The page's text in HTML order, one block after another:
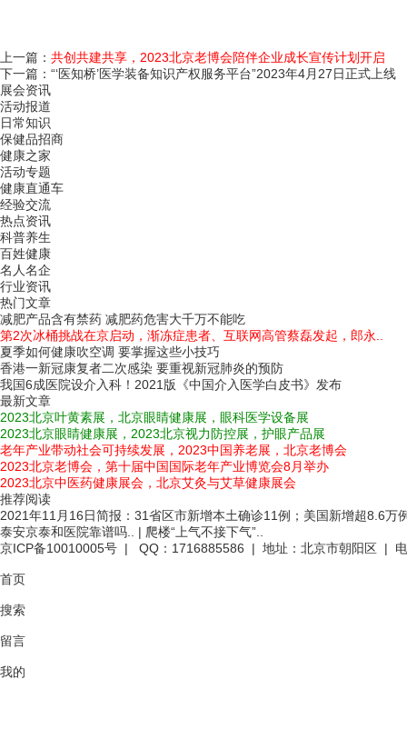
上一篇： 共创共建共享，2023北京老博会陪伴企业成长宣传计划开启
下一篇： “‘医知桥’医学装备知识产权服务平台”2023年4月27日正式上线
展会资讯
活动报道
日常知识
保健品招商
健康之家
活动专题
健康直通车
经验交流
热点资讯
科普养生
百姓健康
名人名企
行业资讯
热门文章
减肥产品含有禁药 减肥药危害大千万不能吃
第2次冰桶挑战在京启动，渐冻症患者、互联网高管蔡磊发起，郎永..
夏季如何健康吹空调 要掌握这些小技巧
香港一新冠康复者二次感染 要重视新冠肺炎的预防
我国6成医院设介入科！2021版《中国介入医学白皮书》发布
最新文章
2023北京叶黄素展，北京眼睛健康展，眼科医学设备展
2023北京眼睛健康展，2023北京视力防控展，护眼产品展
老年产业带动社会可持续发展，2023中国养老展，北京老博会
2023北京老博会，第十届中国国际老年产业博览会8月举办
2023北京中医药健康展会，北京艾灸与艾草健康展会
推荐阅读
2021年11月16日简报：31省区市新增本土确诊11例；美国新增超8.6万
泰安京泰和医院靠谱吗..
| 爬楼“上气不接下气”..
京ICP备10010005号 | QQ：1716885586 | 地址：北京市朝阳区 |
首页
搜索
留言
我的